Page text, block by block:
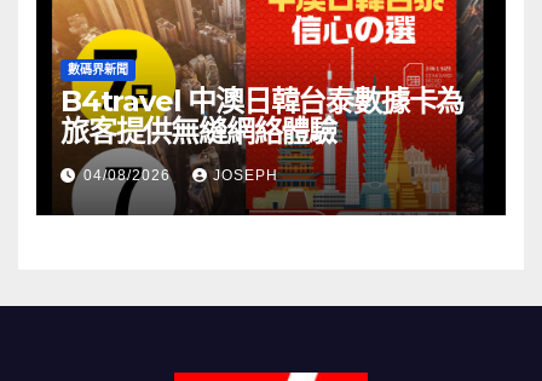
數碼界新聞
B4travel 中澳日韓台泰數據卡為
旅客提供無縫網絡體驗
04/08/2026 JOSEPH